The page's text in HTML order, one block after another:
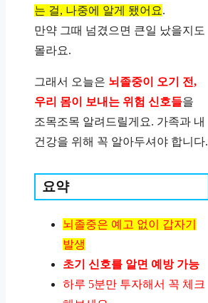
는 걸, 나중에 알게 됐어요.
만약 그때 넘겼으면 큰일 났을지도
몰라요.
그래서 오늘은 뇌졸중이 오기 전,
우리 몸이 보내는 위험 신호들을
조목조목 알려드릴게요. 가족과 내
건강을 위해 꼭 알아두셔야 합니다.
요약
뇌졸중은 예고 없이 갑자기
발생
초기 신호를 알면 예방 가능
하루 5분만 투자해서 꼭 체크